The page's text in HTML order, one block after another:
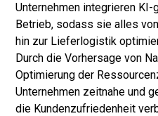
Unternehmen integrieren
Betrieb, sodass sie alles
hin zur Lieferlogistik
Durch die Vorhersage von
Optimierung der
Unternehmen zeitnahe und
die Kundenzufriedenheit